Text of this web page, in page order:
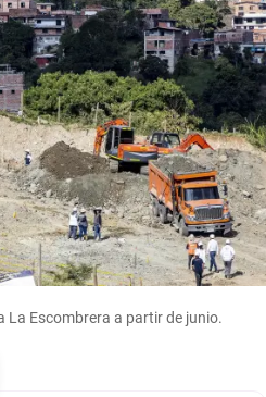
Escombrera a partir de junio.